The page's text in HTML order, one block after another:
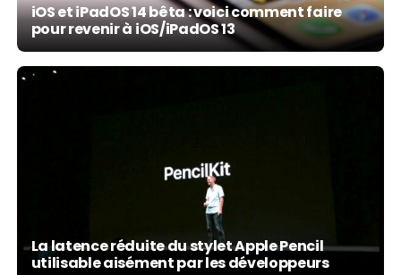
iOS et iPadOS 14 bêta : voici comment faire
pour revenir à iOS/iPadOS 13
La latence réduite du stylet Apple Pencil
utilisable aisément par les développeurs